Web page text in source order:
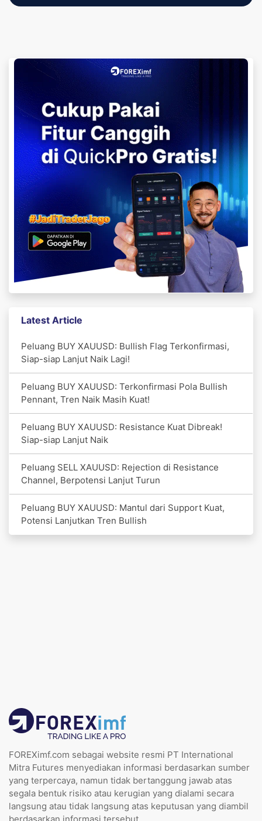
Latest Article
Peluang BUY XAUUSD: Bullish Flag Terkonfirmasi,
Siap-siap Lanjut Naik Lagi!
Peluang BUY XAUUSD: Terkonfirmasi Pola Bullish
Pennant, Tren Naik Masih Kuat!
Peluang BUY XAUUSD: Resistance Kuat Dibreak!
Siap-siap Lanjut Naik
Peluang SELL XAUUSD: Rejection di Resistance
Channel, Berpotensi Lanjut Turun
Peluang BUY XAUUSD: Mantul dari Support Kuat,
Potensi Lanjutkan Tren Bullish
FOREXimf.com sebagai website resmi PT International
Mitra Futures menyediakan informasi berdasarkan sumber
yang terpercaya, namun tidak bertanggung jawab atas
segala bentuk risiko atau kerugian yang dialami secara
langsung atau tidak langsung atas keputusan yang diambil